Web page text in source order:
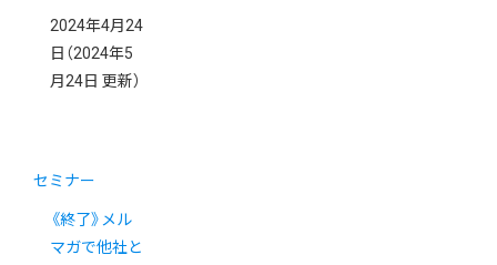
2024年4月24
日 （2024年5
月24日 更新）
セミナー
《終了》メル
マガで他社と